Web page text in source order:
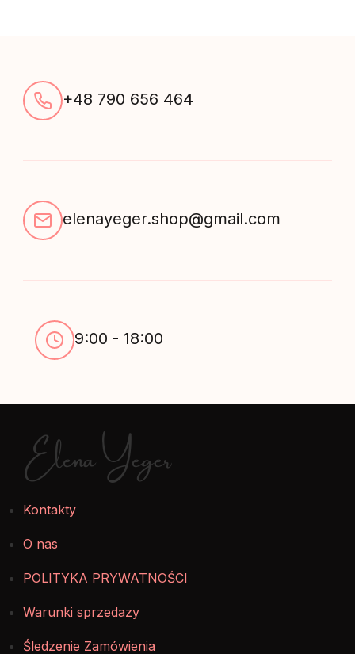
+48 790 656 464
elenayeger.shop@gmail.com
9:00 - 18:00
Elena Yeger
Kontakty
O nas
POLITYKA PRYWATNOŚCI
Warunki sprzedazy
Śledzenie Zamówienia